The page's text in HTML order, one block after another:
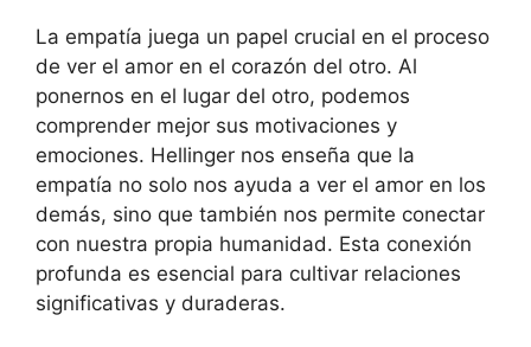
La empatía juega un papel crucial en el proceso
de ver el amor en el corazón del otro. Al
ponernos en el lugar del otro, podemos
comprender mejor sus motivaciones y
emociones. Hellinger nos enseña que la
empatía no solo nos ayuda a ver el amor en los
demás, sino que también nos permite conectar
con nuestra propia humanidad. Esta conexión
profunda es esencial para cultivar relaciones
significativas y duraderas.